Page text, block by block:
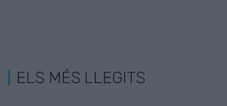
ELS MÉS LLEGITS